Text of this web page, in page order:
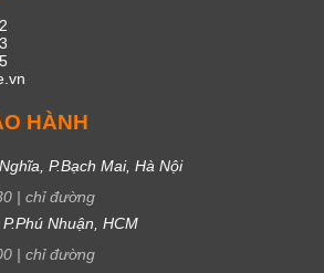
HÀNH
P.Bạch Mai, Hà Nội
| chỉ đường
Nhuận, HCM
| chỉ đường